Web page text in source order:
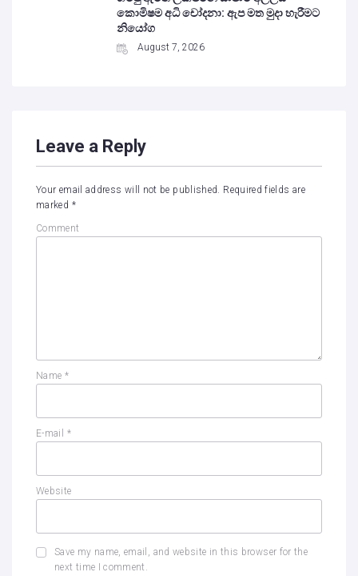
කොමිෂම අධි චෝදනා: ඇප මත මුදා හැරීමට
නියෝග
August 7, 2026
Leave a Reply
Your email address will not be published. Required fields are
marked *
Comment
Name *
E-mail *
Website
Save my name, email, and website in this browser for the
next time I comment.